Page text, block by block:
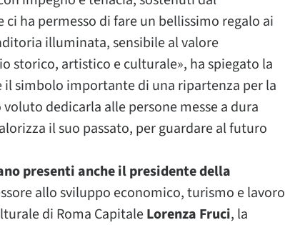
ha permesso di fare un bellissimo regalo ai
illuminata, sensibile al valore
storico, artistico e culturale», ha spiegato la
il simbolo importante di una ripartenza per la
dedicarla alle persone messe a dura
il suo passato, per guardare al futuro
presenti anche il presidente della
allo sviluppo economico, turismo e lavoro
di Roma CapitaleLorenza Fruci, la